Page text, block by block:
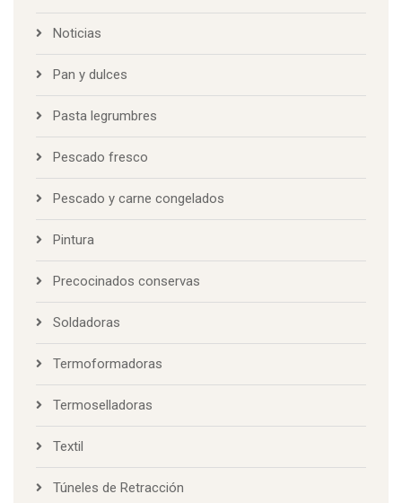
Noticias
Pan y dulces
Pasta legrumbres
Pescado fresco
Pescado y carne congelados
Pintura
Precocinados conservas
Soldadoras
Termoformadoras
Termoselladoras
Textil
Túneles de Retracción